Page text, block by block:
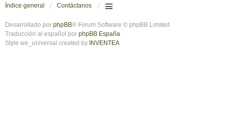
Índice general Contáctanos
Desarrollado por phpBB® Forum Software © phpBB Limited
Traducción al español por phpBB España
Style we_universal created by INVENTEA